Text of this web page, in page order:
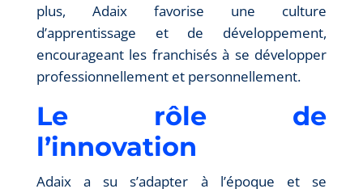
plus, Adaix favorise une culture
d’apprentissage et de développement,
encourageant les franchisés à se développer
professionnellement et personnellement.
Le rôle de
l’innovation
Adaix a su s’adapter à l’époque et se